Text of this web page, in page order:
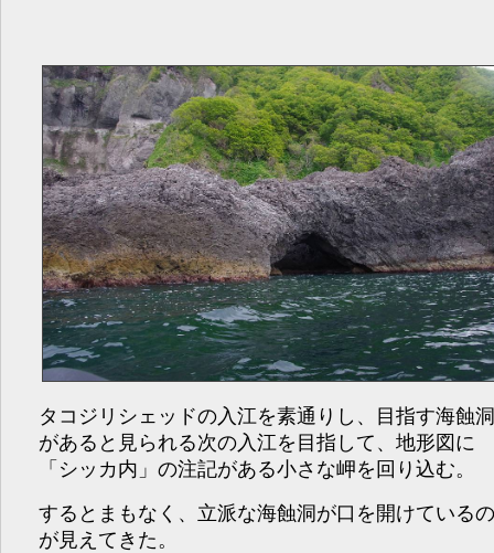
タコジリシェッドの入江を素通りし、目指す海蝕
があると見られる次の入江を目指して、地形図に
「シッカ内」の注記がある小さな岬を回り込む。
するとまもなく、立派な海蝕洞が口を開けている
が見えてきた。